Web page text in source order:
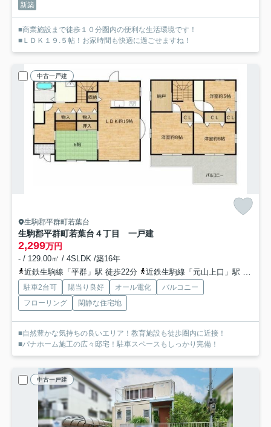
新築
■商業施設まで徒歩１０分圏内の便利な生活環境です！
■ＬＤＫ１９.５帖！お家時間も快適に過ごせますね！
中古一戸建
生駒郡平群町若葉台
生駒郡平群町若葉台４丁目 一戸建
2,299万円
- / 129.00㎡ / 4SLDK /築16年
近鉄生駒線「平群」駅 徒歩22分
近鉄生駒線「元山上口」駅 徒歩22分
駐車2台可 陽当り良好 オール電化
バルコニー
フローリング
閑静な住宅地
■自然豊かな気持ちの良いエリア！教育施設も徒歩圏内に近接！
■パナホーム施工の広々邸宅！駐車スペースもしっかり完備！
中古一戸建